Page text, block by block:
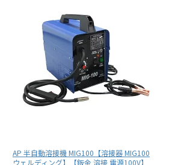
AP 半自動溶接機 MIG100【溶接器 MIG100
ウェルディング】【鈑金 溶接 電源100V】